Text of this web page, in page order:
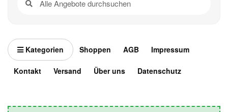
Kategorien Shoppen AGB Impressum
Kontakt Versand Über uns Datenschutz